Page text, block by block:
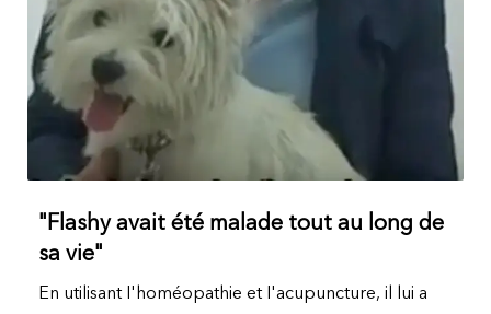
"Flashy avait été malade tout au long de
sa vie"
En utilisant I'homéopathie et I'acupuncture, il lui a